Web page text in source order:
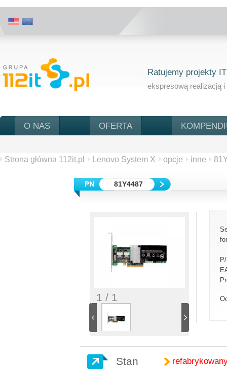
Ratujemy projekty IT
ekspresową realizacją i
O NAS OFERTA
Strona główna 112it.pl Lenovo System X opcje inne
81Y4487
1 / 1
Stan